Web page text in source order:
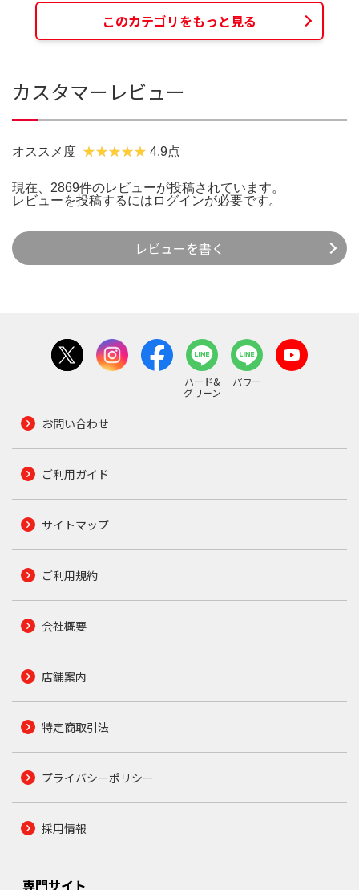
このカテゴリをもっと見る
カスタマーレビュー
オススメ度 4.9点
現在、2869件のレビューが投稿されています。
レビューを投稿するには ログインが必要です。
レビューを書く
ハード&
グリーン
パワー
お問い合わせ
ご利用ガイド
サイトマップ
ご利用規約
会社概要
店舗案内
特定商取引法
プライバシーポリシー
採用情報
専門サイト